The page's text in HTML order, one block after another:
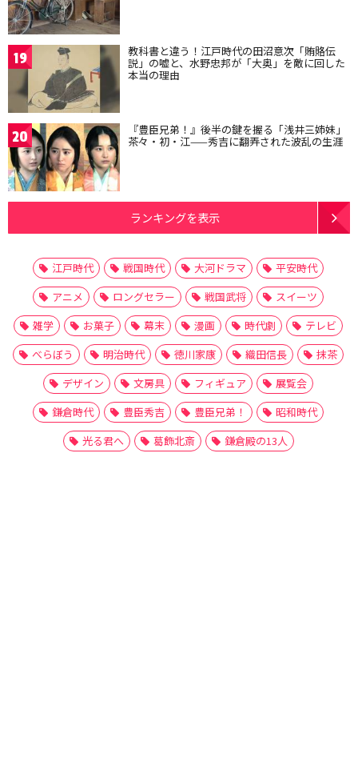
19 教科書と違う！江戸時代の田沼意次「賄賂伝
説」の嘘と、水野忠邦が「大奥」を敵に回した
本当の理由
20 『豊臣兄弟！』後半の鍵を握る「浅井三姉妹」
茶々・初・江——秀吉に翻弄された波乱の生涯
ランキングを表示
江戸時代 戦国時代 大河ドラマ
平安時代
アニメ
ロングセラー 戦国武将
スイーツ
雑学
お菓子 幕末 漫画 時代劇
テレビ
べらぼう
明治時代 徳川家康 織田信長
抹茶
デザイン
文房具 フィギュア
展覧会
鎌倉時代
豊臣秀吉 豊臣兄弟！
昭和時代
光る君へ
葛飾北斎 鎌倉殿の13人